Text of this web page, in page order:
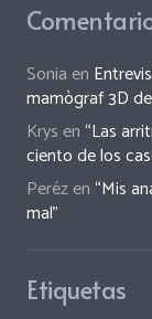
Sonia en
mamògraf 3D
Krys en“Las
ciento de los
Perézen“Mis
mal”
Etiquetas